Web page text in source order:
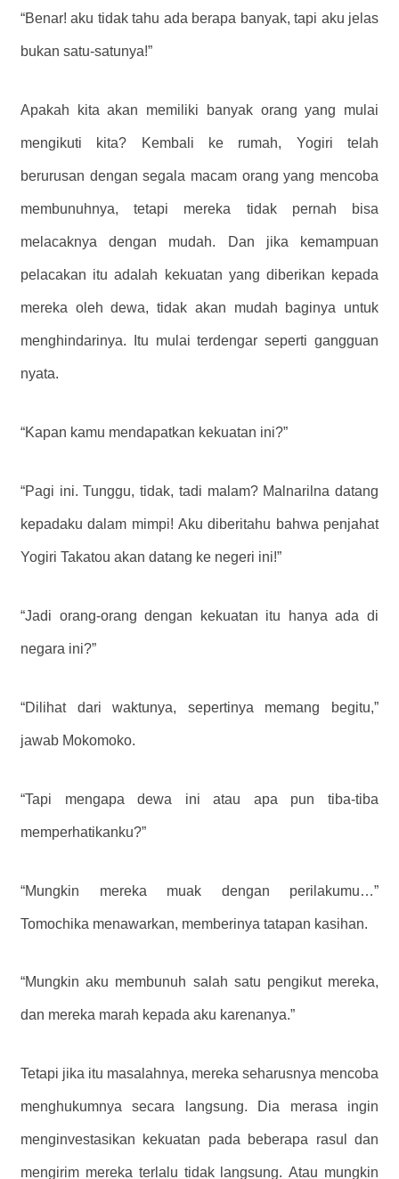
“Benar! aku tidak tahu ada berapa banyak, tapi aku jelas
bukan satu-satunya!”
Apakah kita akan memiliki banyak orang yang mulai
mengikuti kita? Kembali ke rumah, Yogiri telah
berurusan dengan segala macam orang yang mencoba
membunuhnya, tetapi mereka tidak pernah bisa
melacaknya dengan mudah. Dan jika kemampuan
pelacakan itu adalah kekuatan yang diberikan kepada
mereka oleh dewa, tidak akan mudah baginya untuk
menghindarinya. Itu mulai terdengar seperti gangguan
nyata.
“Kapan kamu mendapatkan kekuatan ini?”
“Pagi ini. Tunggu, tidak, tadi malam? Malnarilna datang
kepadaku dalam mimpi! Aku diberitahu bahwa penjahat
Yogiri Takatou akan datang ke negeri ini!”
“Jadi orang-orang dengan kekuatan itu hanya ada di
negara ini?”
“Dilihat dari waktunya, sepertinya memang begitu,”
jawab Mokomoko.
“Tapi mengapa dewa ini atau apa pun tiba-tiba
memperhatikanku?”
“Mungkin mereka muak dengan perilakumu…”
Tomochika menawarkan, memberinya tatapan kasihan.
“Mungkin aku membunuh salah satu pengikut mereka,
dan mereka marah kepada aku karenanya.”
Tetapi jika itu masalahnya, mereka seharusnya mencoba
menghukumnya secara langsung. Dia merasa ingin
menginvestasikan kekuatan pada beberapa rasul dan
mengirim mereka terlalu tidak langsung. Atau mungkin